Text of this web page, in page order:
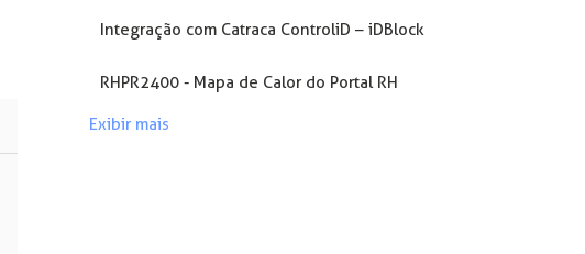
Integração com Catraca ControliD – iDBlock
RHPR2400 - Mapa de Calor do Portal RH
Exibir mais